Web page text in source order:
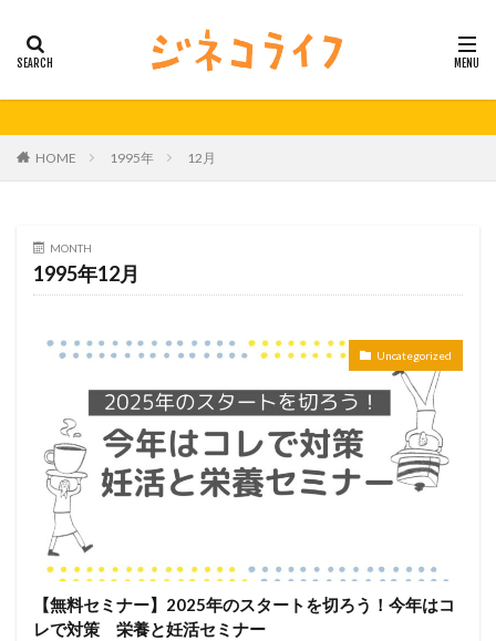
HOME 1995年 12月
MONTH
1995年12月
Uncategorized
【無料セミナー】2025年のスタートを切ろう！今年はコ
レで対策 栄養と妊活セミナー
男性不妊